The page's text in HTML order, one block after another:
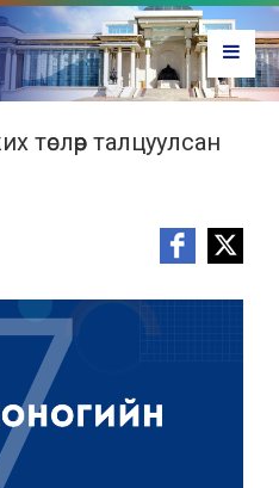
талцуулсан